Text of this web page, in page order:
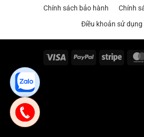
Chính sách bảo hành
Chính
Điều khoản sử dụng
Visa PayPal Stripe